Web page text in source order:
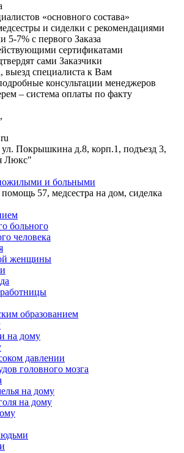
«основного состава»
и сиделки с рекомендациями
5-7% с первого Заказа
сертификатами
сами Заказчики
выезд специалиста к Вам
консультации менеджеров
– система оплаты по факту
,
Покрышкина д.8, корп.1, подъезд 3,
Люкс"
и больными
57, медсестра на дом, сиделка
больного
человека
женщины
образованием
на дому
давлении
головного мозга
на дому
на дому